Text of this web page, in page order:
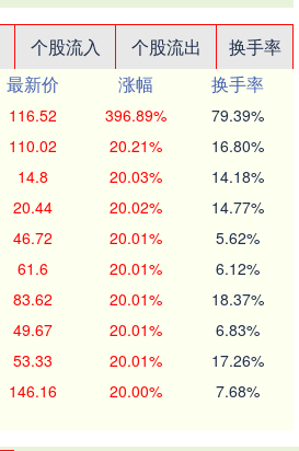
个股流入 个股流出
换手率
最新价 涨幅
换手率
116.52 396.89% 79.39%
110.02 20.21% 16.80%
14.8 20.03% 14.18%
20.44 20.02% 14.77%
46.72 20.01% 5.62%
61.6 20.01% 6.12%
83.62 20.01% 18.37%
49.67 20.01% 6.83%
53.33 20.01% 17.26%
146.16 20.00% 7.68%